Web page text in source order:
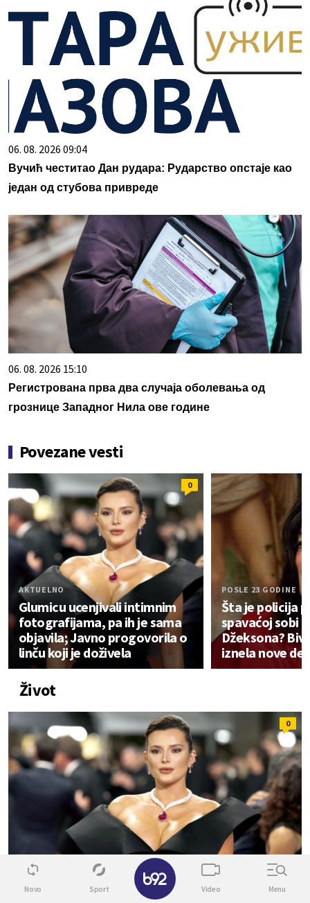
06. 08. 2026 09:04
Вучић честитао Дан рудара: Рударство опстаје као
један од стубова привреде
06. 08. 2026 15:10
Регистрована прва два случаја оболевања од
грознице Западног Нила ове године
Povezane vesti
0
AKTUELNO
Glumicu ucenjivali intimnim
fotografijama, pa ih je sama
objavila; Javno progovorila o
linču koji je doživela
POSLE 23 GODINE
Šta je policija
spavaćoj sobi
Džeksona?
iznela nove
Život
0
Novo Sport Video Menu
✕